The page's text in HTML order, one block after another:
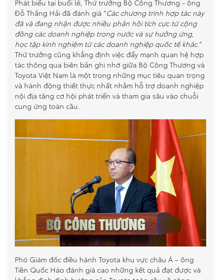
Phát biểu tại buổi lễ, Thứ trưởng Bộ Công Thương - ông
Đỗ Thắng Hải đã đánh giá “Các chương trình hợp tác này
đã và đang nhận được nhiều phản hồi tích cực từ cộng
đồng các doanh nghiệp trong nước và sự hưởng ứng,
học tập kinh nghiệm từ các doanh nghiệp quốc tế khác.”
Thứ trưởng cũng khẳng định việc đẩy mạnh quan hệ hợp
tác thông qua biên bản ghi nhớ giữa Bộ Công Thương và
Toyota Việt Nam là một trong những mục tiêu quan trọng
và hành động thiết thực nhất nhằm hỗ trợ doanh nghiệp
nội địa tăng cơ hội phát triển và tham gia sâu vào chuỗi
cung ứng toàn cầu.
Phó Giám đốc điều hành Toyota khu vực châu Á – ông
Tiền Quốc Hào đánh giá cao những kết quả đạt được và